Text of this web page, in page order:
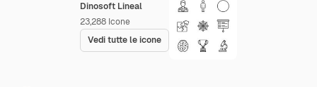
Dinosoft Lineal
23,288 Icone
Vedi tutte le icone